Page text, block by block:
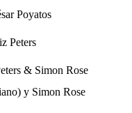
Poyatos
Peters
& Simon Rose
y Simon Rose